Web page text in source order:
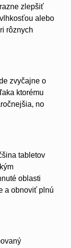
zlepšiť
alebo
rôznych
zvyčajne o
ktorému
no
tabletov
oblasti
a obnoviť plnú